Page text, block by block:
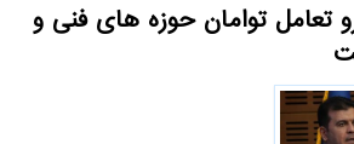
تعامل توامان حوزه های فنی و